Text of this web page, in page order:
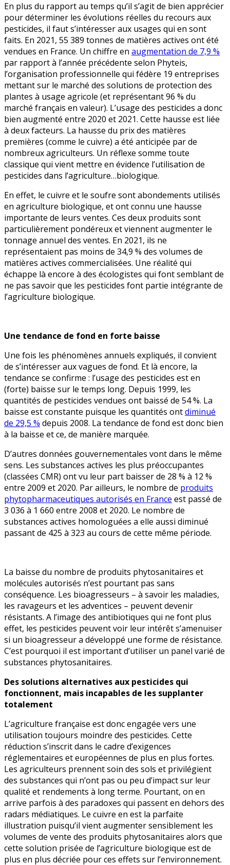
En plus du rapport au temps qu’il s’agit de bien apprécier
pour déterminer les évolutions réelles du recours aux
pesticides, il faut s’intéresser aux usages qui en sont
faits. En 2021, 55 389 tonnes de matières actives ont été
vendues en France. Un chiffre en augmentation de 7,9 %
par rapport à l’année précédente selon Phyteis,
l’organisation professionnelle qui fédère 19 entreprises
mettant sur le marché des solutions de protection des
plantes à usage agricole (et représentant 96 % du
marché français en valeur). L’usage des pesticides a donc
bien augmenté entre 2020 et 2021. Cette hausse est liée
à deux facteurs. La hausse du prix des matières
premières (comme le cuivre) a été anticipée par de
nombreux agriculteurs. Un réflexe somme toute
classique qui vient mettre en évidence l’utilisation de
pesticides dans l’agriculture…biologique.
En effet, le cuivre et le soufre sont abondements utilisés
en agriculture biologique, et ont connu une hausse
importante de leurs ventes. Ces deux produits sont
particulièrement pondéreux et viennent augmenter le
tonnage annuel des ventes. En 2021, ils ne
représentaient pas moins de 34,9 % des volumes de
matières actives commercialisées. Une réalité qui
échappe là encore à des écologistes qui font semblant de
ne pas savoir que les pesticides font partie intégrante de
l’agriculture biologique.
Une tendance de fond en forte baisse
Une fois les phénomènes annuels expliqués, il convient
de s’intéresser aux vagues de fond. Et là encore, la
tendance se confirme : l’usage des pesticides est en
(forte) baisse sur le temps long. Depuis 1999, les
quantités de pesticides vendues ont baissé de 54 %. La
baisse est constante puisque les quantités ontdiminué
de 29,5 % depuis 2008. La tendance de fond est donc bien
à la baisse et ce, de manière marquée.
D’autres données gouvernementales vont dans le même
sens. Les substances actives les plus préoccupantes
(classées CMR) ont vu leur part baisser de 28 % à 12 %
entre 2009 et 2020. Par ailleurs, le nombre de produits
phytopharmaceutiques autorisés en France est passé de
3 036 à 1 660 entre 2008 et 2020. Le nombre de
substances actives homologuées a elle aussi diminué
passant de 425 à 323 au cours de cette même période.
La baisse du nombre de produits phytosanitaires et
molécules autorisés n’est pourtant pas sans
conséquence. Les bioagresseurs – à savoir les maladies,
les ravageurs et les adventices – peuvent devenir
résistants. A l’image des antibiotiques qui ne font plus
effet, les pesticides peuvent voir leur intérêt s’amenuiser
si un bioagresseur a développé une forme de résistance.
C’est pourquoi il est important d’utiliser un panel varié de
substances phytosanitaires.
Des solutions alternatives aux pesticides qui
fonctionnent, mais incapables de les supplanter
totalement
L’agriculture française est donc engagée vers une
utilisation toujours moindre des pesticides. Cette
réduction s’inscrit dans le cadre d’exigences
réglementaires et européennes de plus en plus fortes.
Les agriculteurs prennent soin des sols et privilégient
des substances qui n’ont pas ou peu d’impact sur leur
qualité et rendements à long terme. Pourtant, on en
arrive parfois à des paradoxes qui passent en dehors des
radars médiatiques. Le cuivre en est la parfaite
illustration puisqu’il vient augmenter sensiblement les
volumes de vente des produits phytosanitaires alors que
cette solution prisée de l’agriculture biologique est de
plus en plus décriée pour ces effets sur l’environnement.